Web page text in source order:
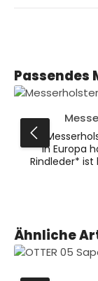
Produktgalerie
Passendes
Das
in Europa
Rindleder*
einen
Messer. Auf
Varianten. *
Produktgalerie
Ähnliche